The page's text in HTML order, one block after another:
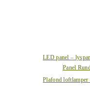
LED panel –
Panel
Plafond loftlamper